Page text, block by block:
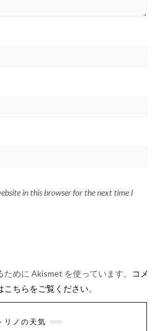
in this browser for the next time I
めに Akismet を使っています。
コメ
こちらをご覧ください。
リノの天気